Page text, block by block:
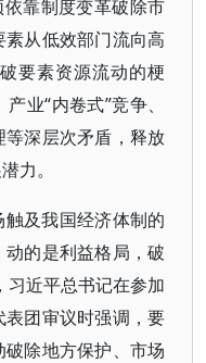
靠制度变革破除市
从低效部门流向高
要素资源流动的梗
业“内卷式”竞争、
深层次矛盾，释放
力。
及我国经济体制的
的是利益格局，破
习近平总书记在参加
团审议时强调，要
除地方保护、市场